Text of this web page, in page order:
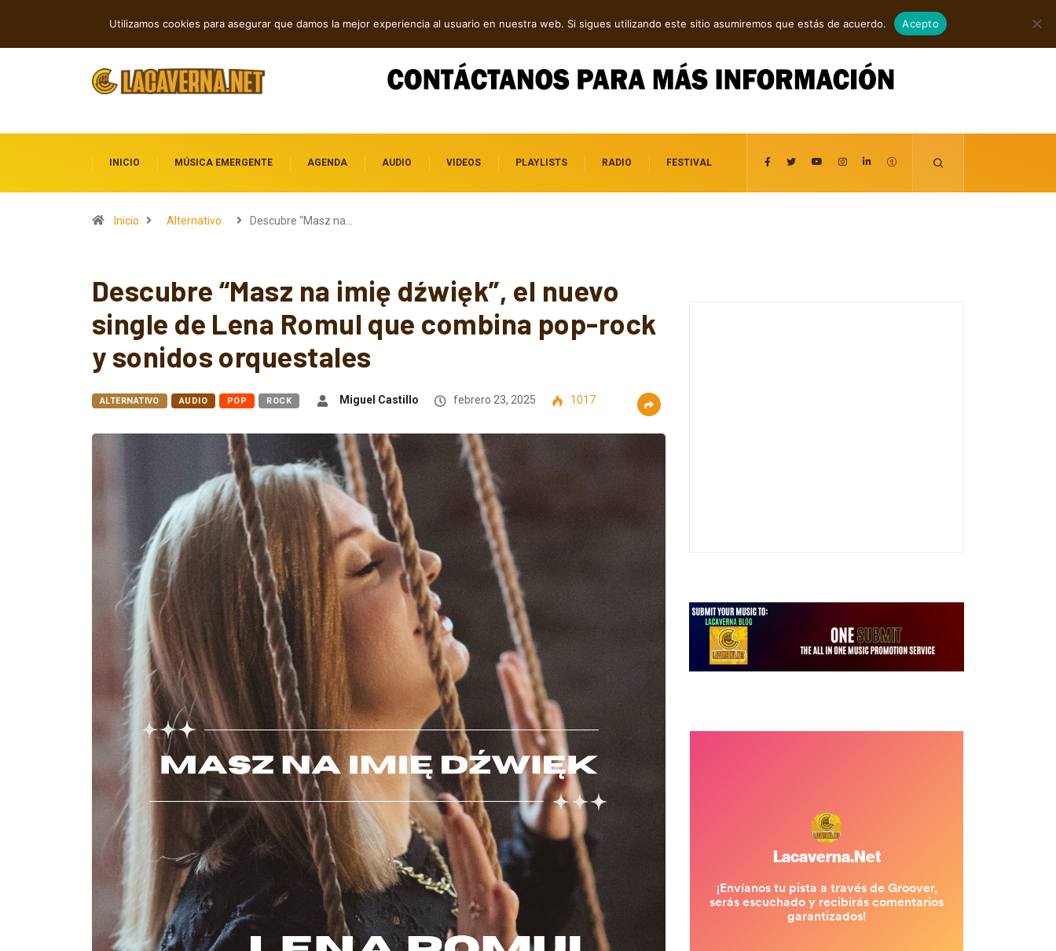
agosto 7, 2026
INICIO MÚSICA EMERGENTE AGENDA AUDIO VIDEOS PLAYLISTS RADIO FESTIVAL
Inicio Alternativo Descubre “Masz na…
Descubre “Masz na imię dźwięk”, el nuevo
single de Lena Romul que combina pop-rock
y sonidos orquestales
ALTERNATIVO AUDIO POP ROCK Miguel Castillo febrero 23, 2025 1017
Utilizamos cookies para asegurar que damos la mejor experiencia al usuario en nuestra web. Si sigues utilizando este sitio asumiremos que estás de acuerdo. Acepto